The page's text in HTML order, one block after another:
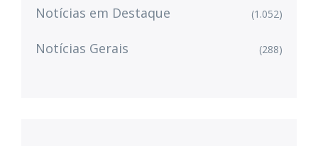
Notícias em Destaque (1.052)
Notícias Gerais (288)